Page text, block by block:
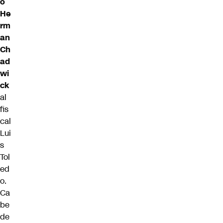
He
rm
an
Ch
ad
wi
ck
al
fis
cal
Lui
s
Tol
ed
o.
Ca
be
de